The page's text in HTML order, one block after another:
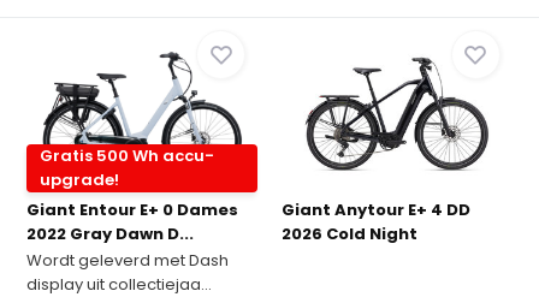
Gratis 500 Wh accu-
upgrade!
Giant Entour E+ 0 Dames
2022 Gray Dawn D...
Wordt geleverd met Dash
display uit collectiejaa...
Giant Anytour E+ 4 DD
2026 Cold Night